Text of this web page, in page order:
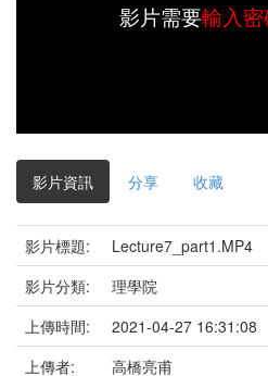
影片需要輸入
影片資訊 分享 收藏
影片標題:
Lecture7_part1.MP4
影片分類:
理學院
上傳時間:
2021-04-27 16:31:08
上傳者:
高橋亮甫